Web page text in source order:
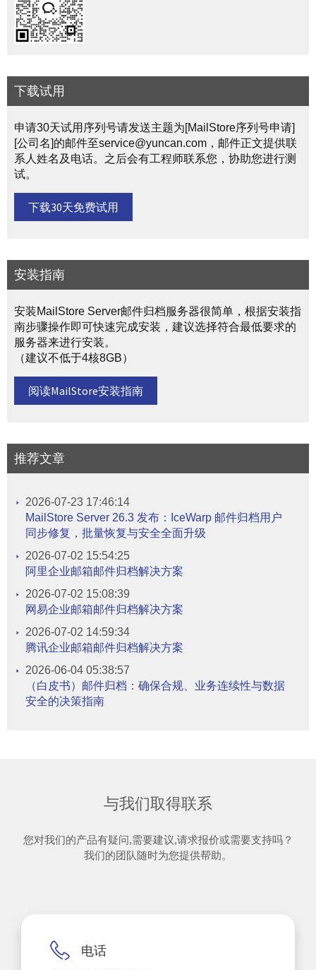
下载试用
申请30天试用序列号请发送主题为[MailStore序列号申请]
[公司名]的邮件至service@yuncan.com，邮件正文提供联
系人姓名及电话。之后会有工程师联系您，协助您进行测
试。
下载30天免费试用
安装指南
安装MailStore Server邮件归档服务器很简单，根据安装指
南步骤操作即可快速完成安装，建议选择符合最低要求的
服务器来进行安装。
（建议不低于4核8GB）
阅读MailStore安装指南
推荐文章
2026-07-23 17:46:14
MailStore Server 26.3 发布：IceWarp 邮件归档用户
同步修复，批量恢复与安全全面升级
2026-07-02 15:54:25
阿里企业邮箱邮件归档解决方案
2026-07-02 15:08:39
网易企业邮箱邮件归档解决方案
2026-07-02 14:59:34
腾讯企业邮箱邮件归档解决方案
2026-06-04 05:38:57
（白皮书）邮件归档：确保合规、业务连续性与数据
安全的决策指南
与我们取得联系
您对我们的产品有疑问,需要建议,请求报价或需要支持吗？
我们的团队随时为您提供帮助。
电话